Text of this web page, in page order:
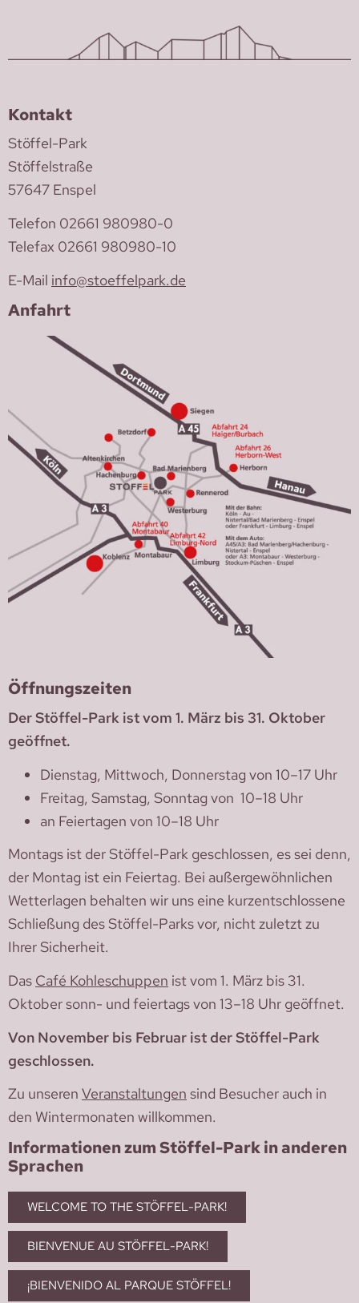
Kontakt
Stöffel-Park
Stöffelstraße
57647 Enspel
Telefon 02661 980980-0
Telefax 02661 980980-10
E-Mail info@stoeffelpark.de
Anfahrt
Öffnungszeiten
Der Stöffel-Park ist vom 1. März bis 31. Oktober
geöffnet.
Dienstag, Mittwoch, Donnerstag von 10–17 Uhr
Freitag, Samstag, Sonntag von 10–18 Uhr
an Feiertagen von 10–18 Uhr
Montags ist der Stöffel-Park geschlossen, es sei denn,
der Montag ist ein Feiertag. Bei außergewöhnlichen
Wetterlagen behalten wir uns eine kurzentschlossene
Schließung des Stöffel-Parks vor, nicht zuletzt zu
Ihrer Sicherheit.
Das Café Kohleschuppen ist vom 1. März bis 31.
Oktober sonn- und feiertags von 13–18 Uhr geöffnet.
Von November bis Februar ist der Stöffel-Park
geschlossen.
Zu unseren Veranstaltungen sind Besucher auch in
den Wintermonaten willkommen.
Informationen zum Stöffel-Park in anderen
Sprachen
WELCOME TO THE STÖFFEL-PARK!
BIENVENUE AU STÖFFEL-PARK!
¡BIENVENIDO AL PARQUE STÖFFEL!